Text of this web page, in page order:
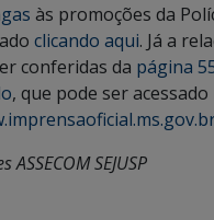
às promoções da
clicando aqui. Já a
conferidas da página
, que pode ser
SEJUSP